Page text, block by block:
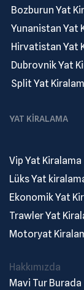
Bozburun Yat
Yunanistan Yat
Hirvatistan Yat
Dubrovnik Yat
Split Yat
YAT KIRALAMA
Vip Yat Kiralama
Lüks Yat
Ekonomik Yat
Trawler Yat
Motoryat
Hakkımızda
Mavi Tur Burada